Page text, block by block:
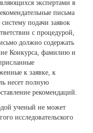
экспертами в
письма
подачи заявок
с процедурой,
должно содержать
Конкурса, фамилию и
к заявке, к
несет полную
рекомендаций.
ученый не может
исследовательского